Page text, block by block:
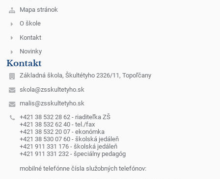
Mapa stránok
O škole
Kontakt
Novinky
Kontakt
Základná škola, Škultétyho 2326/11, Topoľčany
skola@zsskultetyho.sk
malis@zsskultetyho.sk
+421 38 532 28 62 - riaditeľka ZŠ
+421 38 532 62 40 - tel./fax
+421 38 532 20 07 - ekonómka
+421 38 530 07 60 - školská jedáleň
+421 911 331 176 - školská jedáleň
+421 911 331 232 - špeciálny pedagóg
mobilné telefónne čísla služobných telefónov: